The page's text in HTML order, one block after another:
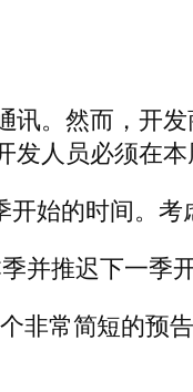
讯。然而，开
人员必须在本
开始的时间。
并推迟下一季
非常简短的预